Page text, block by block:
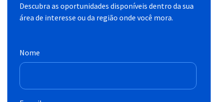
Descubra as oportunidades disponíveis dentro da sua
área de interesse ou da região onde você mora.
Nome